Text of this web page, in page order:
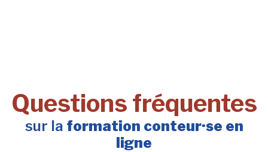
Questions fréquentes
sur la formation conteur·se en
ligne